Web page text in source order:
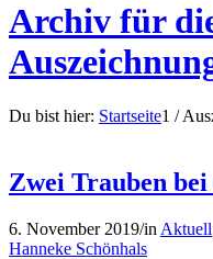
Archiv für
Du bist hier: Startseite1 /
Zwei Trauben
6. November 2019/in Aktuell
Hanneke Schönhals